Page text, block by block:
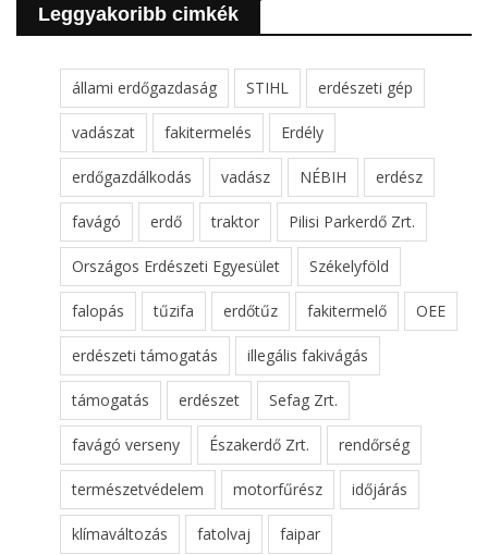
Leggyakoribb cimkék
állami erdőgazdaság STIHL erdészeti gép
vadászat fakitermelés Erdély
erdőgazdálkodás vadász NÉBIH erdész
favágó erdő traktor Pilisi Parkerdő Zrt.
Országos Erdészeti Egyesület Székelyföld
falopás tűzifa erdőtűz fakitermelő OEE
erdészeti támogatás illegális fakivágás
támogatás erdészet Sefag Zrt.
favágó verseny Északerdő Zrt. rendőrség
természetvédelem motorfűrész időjárás
klímaváltozás fatolvaj faipar